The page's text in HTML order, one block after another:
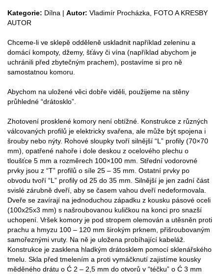
Kategorie: Dílna | Autor: Vladimír Procházka, FOTO A KRESBY
AUTOR
Chceme-li ve sklepě odděleně uskladnit například zeleninu a
domácí kompoty, džemy, šťávy či vína (například abychom je
uchránili před zbytečným prachem), postavíme si pro ně
samostatnou komoru.
Abychom na uložené věci dobře viděli, použijeme na stěny
průhledné “drátosklo”.
Zhotovení prosklené komory není obtížné. Konstrukce z různých
válcovaných profilů je elektricky svařena, ale může být spojena i
šrouby nebo nýty. Rohové sloupky tvoří silnější “L” profily (70×70
mm), opatřené nahoře i dole deskou z ocelového plechu o
tloušťce 5 mm a rozměrech 100×100 mm. Střední vodorovné
prvky jsou z “T” profilů o síle 25 – 35 mm. Ostatní prvky po
obvodu tvoří “L” profily od 25 do 35 mm. Silnější je jen zadní část
svislé zárubně dveří, aby se časem vahou dveří nedeformovala.
Dveře se zavírají na jednoduchou západku z kousku pásové oceli
(100x25x3 mm) s našroubovanou kuličkou na konci pro snazší
uchopení. Vršek komory je pod stropem olemován a utěsněn proti
prachu a hmyzu 100 – 120 mm širokým prknem, přišroubovaným
samořeznými vruty. Na ně je uložena probíhající kabeláž.
Konstrukce je zasklena hladkým drátosklem pomocí sklenářského
tmelu. Skla před tmelením a proti vymáčknutí zajistíme kousky
měděného drátu o Ć 2 – 2,5 mm do otvorů v “téčku” o Ć 3 mm